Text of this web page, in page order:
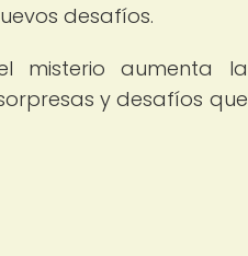
desafíos.
misterio aumenta la
y desafíos que